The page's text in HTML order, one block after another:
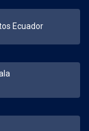
Ecuador